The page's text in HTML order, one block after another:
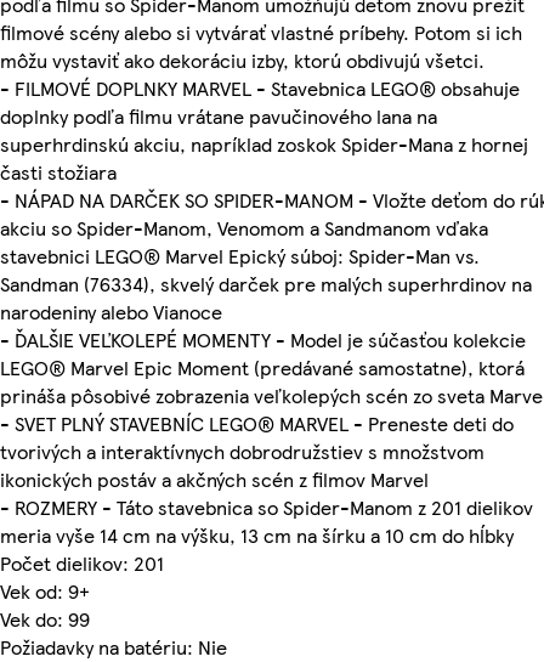
filmové scény alebo si vytvárať vlastné príbehy. Potom si ich
môžu vystaviť ako dekoráciu izby, ktorú obdivujú všetci.
- FILMOVÉ DOPLNKY MARVEL - Stavebnica LEGO® obsahuje
doplnky podľa filmu vrátane pavučinového lana na
superhrdinskú akciu, napríklad zoskok Spider-Mana z hornej
časti stožiara
- NÁPAD NA DARČEK SO SPIDER-MANOM - Vložte deťom do
akciu so Spider-Manom, Venomom a Sandmanom vďaka
stavebnici LEGO® Marvel Epický súboj: Spider-Man vs.
Sandman (76334), skvelý darček pre malých superhrdinov na
narodeniny alebo Vianoce
- ĎALŠIE VEĽKOLEPÉ MOMENTY - Model je súčasťou kolekcie
LEGO® Marvel Epic Moment (predávané samostatne), ktorá
prináša pôsobivé zobrazenia veľkolepých scén zo sveta
- SVET PLNÝ STAVEBNÍC LEGO® MARVEL - Preneste deti do
tvorivých a interaktívnych dobrodružstiev s množstvom
ikonických postáv a akčných scén z filmov Marvel
- ROZMERY - Táto stavebnica so Spider-Manom z 201 dielikov
meria vyše 14 cm na výšku, 13 cm na šírku a 10 cm do hĺbky
Počet dielikov: 201
Vek od: 9+
Vek do: 99
Požiadavky na batériu: Nie